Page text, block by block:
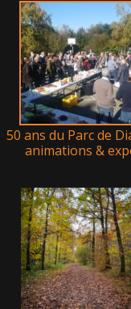
50 ans du Parc de
animations &